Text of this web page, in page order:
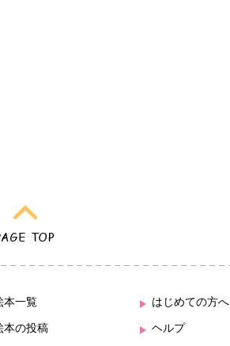
本一覧
本の投稿
はじめての方へ
ヘルプ